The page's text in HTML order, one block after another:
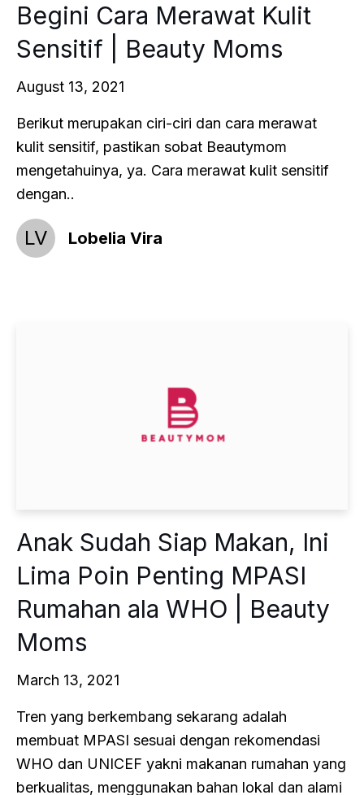
Begini Cara Merawat Kulit
Sensitif | Beauty Moms
August 13, 2021
Berikut merupakan ciri-ciri dan cara merawat
kulit sensitif, pastikan sobat Beautymom
mengetahuinya, ya. Cara merawat kulit sensitif
dengan..
LV Lobelia Vira
Anak Sudah Siap Makan, Ini
Lima Poin Penting MPASI
Rumahan ala WHO | Beauty
Moms
March 13, 2021
Tren yang berkembang sekarang adalah
membuat MPASI sesuai dengan rekomendasi
WHO dan UNICEF yakni makanan rumahan yang
berkualitas, menggunakan bahan lokal dan alami